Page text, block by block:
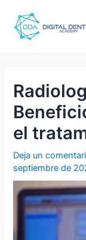
contenido
el
Deja un
septiembre de
de
entradas